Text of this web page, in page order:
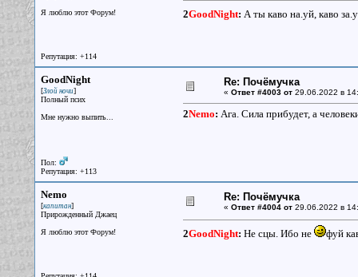
Я люблю этот Форум!
Репутация: +114
2GoodNight: А ты каво на.уй, каво
GoodNight
[Злой ночи]
Полный псих
Мне нужно выпить...
Пол:
Репутация: +113
Re: Почёмучка
« Ответ #4003 от29.06.2022 в
2Nemo: Ага. Сила прибудет, а
Nemo
[капитан]
Прирожденный Джаец
Я люблю этот Форум!
Re: Почёмучка
« Ответ #4004 от29.06.2022 в
2GoodNight: Не сцы. Ибо не фуй